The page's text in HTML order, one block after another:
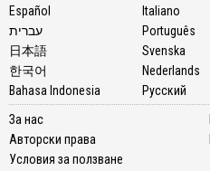
Español
עברית
日本語
한국어
Bahasa Indonesia
Italiano
Português
Svenska
Nederlands
Русский
За нас
Авторски права
Условия за ползване